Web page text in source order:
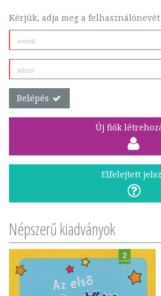
Kérjük, adja meg a felhasználónevét
Belépés
Új fiók
Elfelejtett
Népszerű kiadványok